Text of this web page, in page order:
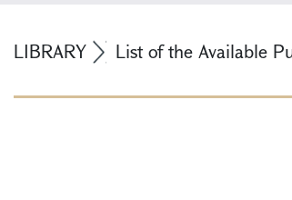
LIBRARY List of the Available